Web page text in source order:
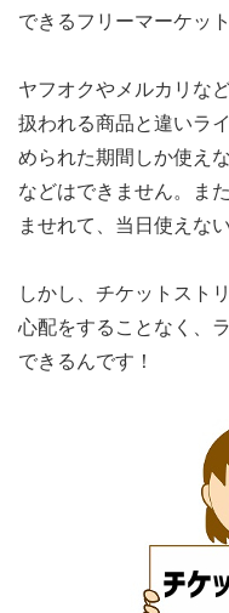
できるフリーマーケッ
ヤフオクやメルカリな
扱われる商品と違いラ
められた期間しか使え
などはできません。ま
ませれて、当日使えな
しかし、チケットスト
心配をすることなく、
できるんです！